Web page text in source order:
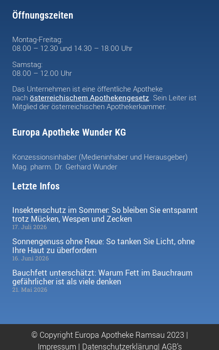
Öffnungszeiten
Montag-Freitag:
08.00 – 12.30 und 14.30 – 18.00 Uhr
Samstag:
08.00 – 12.00 Uhr
Das Unternehmen ist eine öffentliche Apotheke
nach österreichischem Apothekengesetz. Sein Leiter ist
Mitglied der österreichischen Apothekerkammer.
Europa Apotheke Wunder KG
Konzessionsinhaber (Medieninhaber und Herausgeber)
Mag. pharm. Dr. Gerhard Wunder
Letzte Infos
Insektenschutz im Sommer: So bleiben Sie entspannt
trotz Mücken, Wespen und Zecken
17. Juli 2026
Sonnengenuss ohne Reue: So tanken Sie Licht, ohne
Ihre Haut zu überfordern
16. Juni 2026
Bauchfett unterschätzt: Warum Fett im Bauchraum
gefährlicher ist als viele denken
21. Mai 2026
© Copyright Europa Apotheke Ramsau 2023 |
Impressum | Datenschutzerklärung| AGB’s